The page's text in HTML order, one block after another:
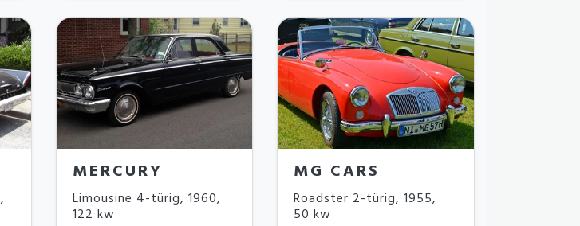
,
MERCURY
Limousine 4-türig, 1960,
122 kw
MG CARS
Roadster 2-türig,1955,
50 kw